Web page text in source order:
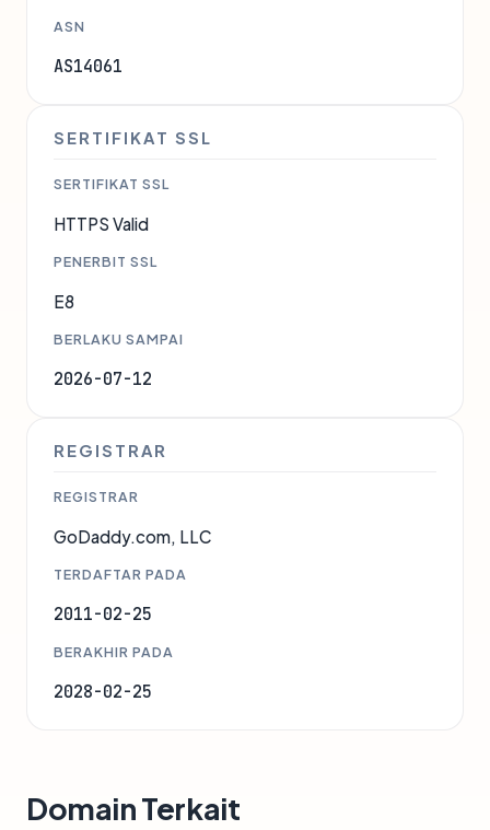
ASN
AS14061
SERTIFIKAT SSL
SERTIFIKAT SSL
HTTPS Valid
PENERBIT SSL
E8
BERLAKU SAMPAI
2026-07-12
REGISTRAR
REGISTRAR
GoDaddy.com, LLC
TERDAFTAR PADA
2011-02-25
BERAKHIR PADA
2028-02-25
Domain Terkait